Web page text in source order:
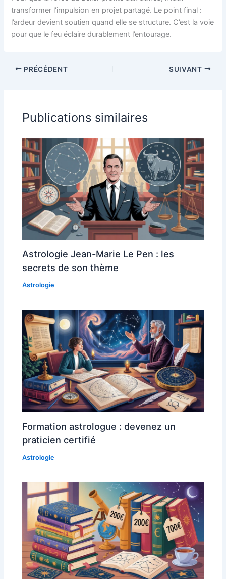
transformer l’impulsion en projet partagé. Le point final :
l’ardeur devient soutien quand elle se structure. C’est la voie
pour que le feu éclaire durablement l’entourage.
PRÉCÉDENT SUIVANT
Publications similaires
Astrologie Jean-Marie Le Pen : les
secrets de son thème
Astrologie
Formation astrologue : devenez un
praticien certifié
Astrologie